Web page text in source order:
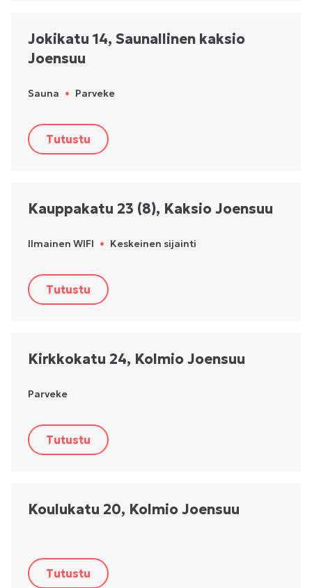
Jokikatu 14, Saunallinen kaksio
Joensuu
Sauna • Parveke
Tutustu
Kauppakatu 23 (8), Kaksio Joensuu
Ilmainen WIFI • Keskeinen sijainti
Tutustu
Kirkkokatu 24, Kolmio Joensuu
Parveke
Tutustu
Koulukatu 20, Kolmio Joensuu
Tutustu